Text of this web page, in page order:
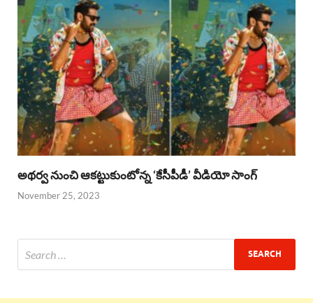
అథర్వ నుంచి ఆకట్టుకుంటోన్న ‘కేసీపీడీ’ వీడియో సాంగ్
November 25, 2023